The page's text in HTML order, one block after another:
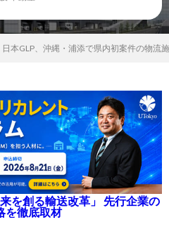
日本GLP、沖縄・浦添で県内初案件の物流
を創る輸送改革」 先行企業の
を徹底取材